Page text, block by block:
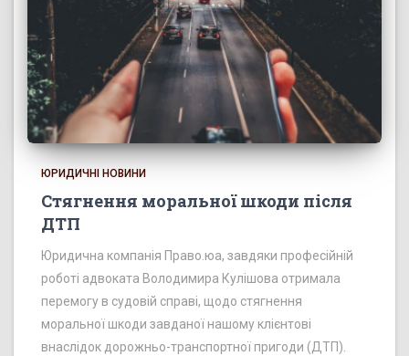
ЮРИДИЧНІ НОВИНИ
Стягнення моральної шкоди після
ДТП
Юридична компанія Право.юа, завдяки професійній
роботі адвоката Володимира Кулішова отримала
перемогу в судовій справі, щодо стягнення
моральної шкоди завданої нашому клієнтові
внаслідок дорожньо-транспортної пригоди (ДТП).